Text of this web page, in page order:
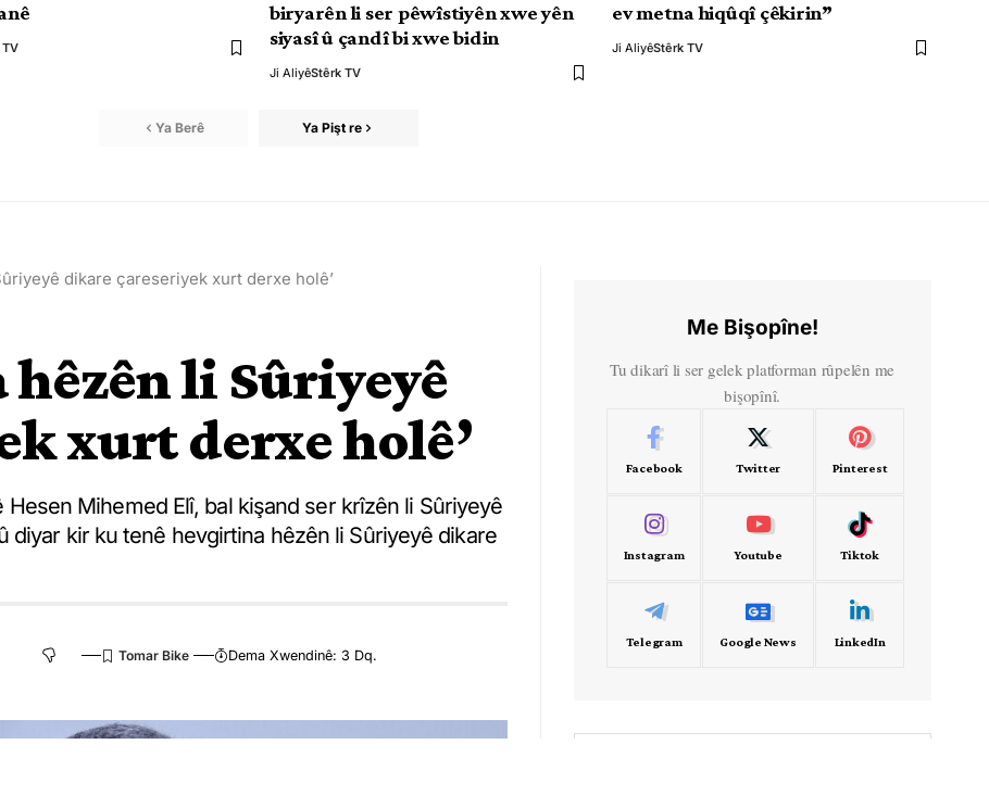
biryarên li ser pêwîstiyên xwe yên
siyasî û çandî bi xwe bidin
Ji AliyêStêrk TV
ev metna hiqûqî çêkirin”
Ji AliyêStêrk TV
Ya Berê Ya Pişt re
dikare çareseriyek xurt derxe holê’
li Sûriyeyê
xurt derxe holê’
Mihemed Elî, bal kişand ser krîzên li Sûriyeyê
kir ku tenê hevgirtina hêzên li Sûriyeyê dikare
Dema Xwendinê: 3 Dq.
Me Bişopîne!
Tu dikarî li ser gelek platforman rûpelên me
bişopînî.
Facebook Twitter Pinterest
Instagram Youtube Tiktok
Telegram Google News LinkedIn